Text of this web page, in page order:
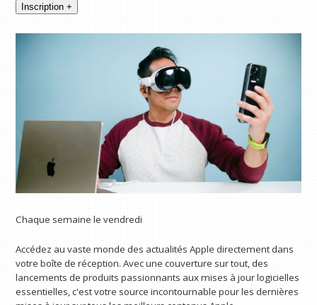
Inscription +
Chaque semaine le vendredi
Accédez au vaste monde des actualités Apple directement dans
votre boîte de réception. Avec une couverture sur tout, des
lancements de produits passionnants aux mises à jour logicielles
essentielles, c'est votre source incontournable pour les dernières